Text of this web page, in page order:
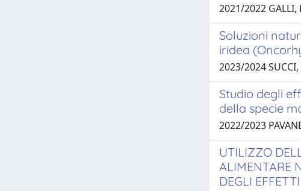
2021/2022 GALLI,
Soluzioni
iridea
2023/2024 SUCCI,
Studio degli
della specie
2022/2023
UTILIZZO
ALIMENTARE
DEGLI